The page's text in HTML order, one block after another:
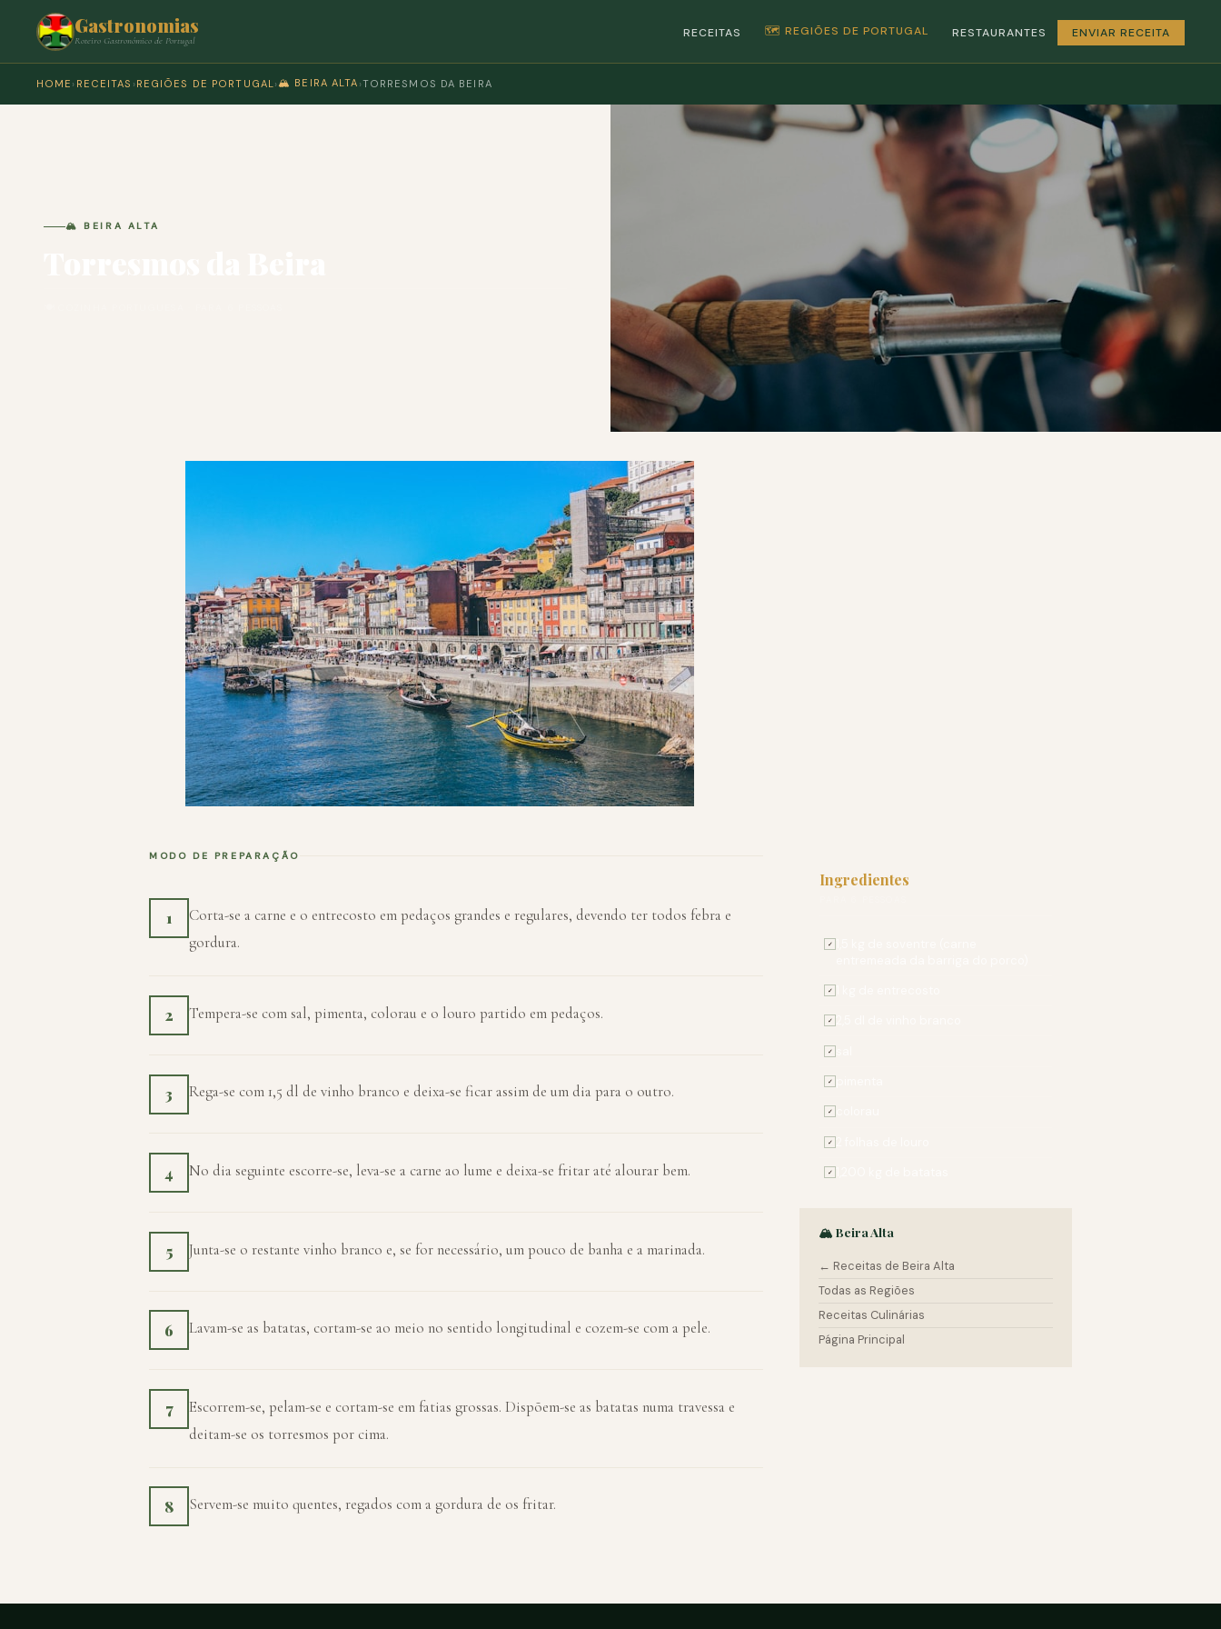
Gastronomias
Roteiro Gastronómico de Portugal
RECEITAS 🗺️ REGIÕES DE PORTUGAL RESTAURANTES ENVIAR RECEITA
HOME › RECEITAS › REGIÕES DE PORTUGAL›🏔️ BEIRA ALTA ›TORRESMOS DA BEIRA
🏔️ BEIRA ALTA
MODO DE PREPARAÇÃO
1
Corta-se a carne e o entrecosto em pedaços grandes e regulares, devendo ter todos febra e
gordura.
2 Tempera-se com sal, pimenta, colorau e o louro partido em pedaços.
3 Rega-se com 1,5 dl de vinho branco e deixa-se ficar assim de um dia para o outro.
4 No dia seguinte escorre-se, leva-se a carne ao lume e deixa-se fritar até alourar bem.
5 Junta-se o restante vinho branco e, se for necessário, um pouco de banha e a marinada.
6 Lavam-se as batatas, cortam-se ao meio no sentido longitudinal e cozem-se com a pele.
7
Escorrem-se, pelam-se e cortam-se em fatias grossas. Dispõem-se as batatas numa travessa e
deitam-se os torresmos por cima.
8 Servem-se muito quentes, regados com a gordura de os fritar.
Ingredientes
✓
✓
✓
✓
✓
✓
✓
✓
🏔️ Beira Alta
← Receitas de Beira Alta
Todas as Regiões
Receitas Culinárias
Página Principal